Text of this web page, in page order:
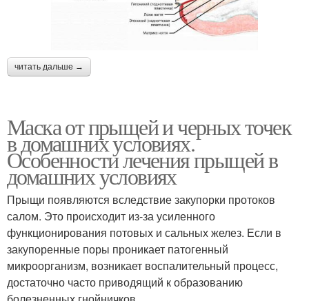
читать дальше →
Маска от прыщей и черных точек
в домашних условиях.
Особенности лечения прыщей в
домашних условиях
Прыщи появляются вследствие закупорки протоков
салом. Это происходит из-за усиленного
функционирования потовых и сальных желез. Если в
закупоренные поры проникает патогенный
микроорганизм, возникает воспалительный процесс,
достаточно часто приводящий к образованию